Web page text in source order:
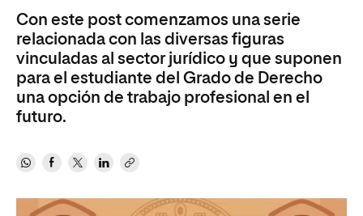
Con este post comenzamos una serie
relacionada con las diversas figuras
vinculadas al sector jurídico y que suponen
para el estudiante del Grado de Derecho
una opción de trabajo profesional en el
futuro.